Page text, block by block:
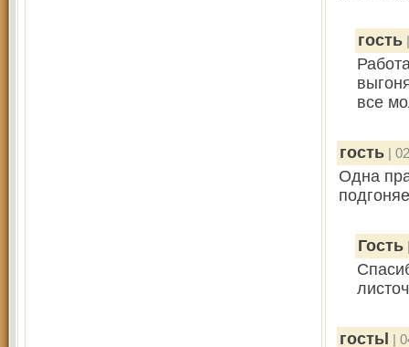
гость
все
гость |
Одна
Гость
гостьl |